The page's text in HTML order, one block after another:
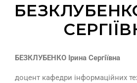
БЕЗКЛУБЕНКО Ірина Сергіївна
доцент кафедри інформаційних